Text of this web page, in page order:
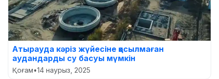
Атырауда кәріз жүйесіне қосылмаған
аудандарды су басуы мүмкін
Қоғам•14 наурыз, 2025